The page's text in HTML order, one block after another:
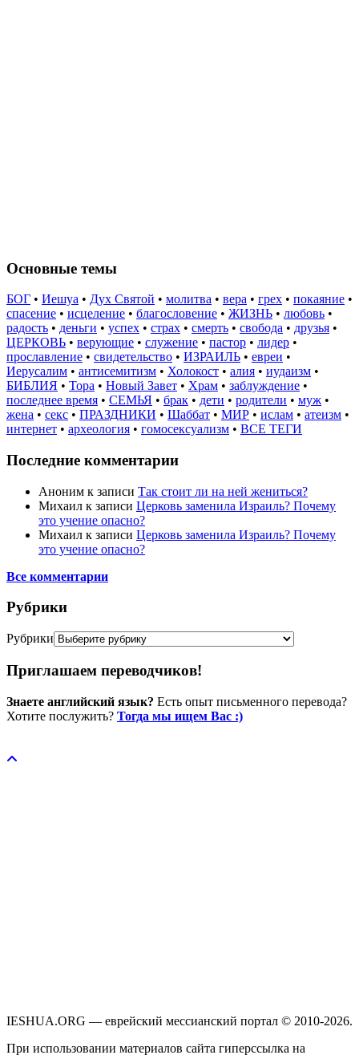
Основные темы
БОГ • Иешуа • Дух Святой • молитва • вера • грех • покаяние •
спасение • исцеление • благословение • ЖИЗНЬ • любовь •
радость • деньги • успех • страх • смерть • свобода • друзья •
ЦЕРКОВЬ • верующие • служение • пастор • лидер •
прославление • свидетельство • ИЗРАИЛЬ • евреи •
Иерусалим • антисемитизм • Холокост • алия • иудаизм •
БИБЛИЯ • Тора • Новый Завет • Храм • заблуждение •
последнее время • СЕМЬЯ • брак • дети • родители • муж •
жена • секс • ПРАЗДНИКИ • Шаббат • МИР • ислам • атеизм •
интернет • археология • гомосексуализм • ВСЕ ТЕГИ
Последние комментарии
Аноним к записи Так стоит ли на ней жениться?
Михаил к записи Церковь заменила Израиль? Почему
это учение опасно?
Михаил к записи Церковь заменила Израиль? Почему
это учение опасно?
Все комментарии
Рубрики
Рубрики
Приглашаем переводчиков!
Знаете английский язык? Есть опыт письменного перевода?
Хотите послужить? Тогда мы ищем Вас :)
IESHUA.ORG — еврейский мессианский портал © 2010-2026.
При использовании материалов сайта гиперссылка на